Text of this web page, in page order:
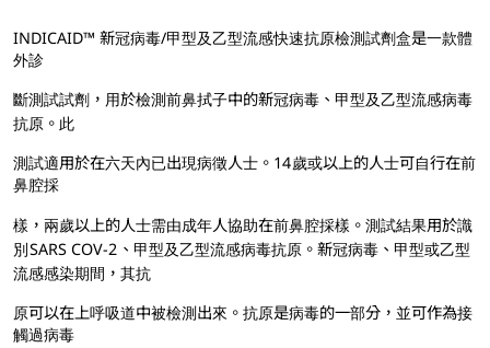
INDICAID™ 新冠病毒/甲型及⼄型流感快速抗原檢測試劑盒是⼀款體
外診
斷測試試劑，⽤於檢測前⿐拭⼦中的新冠病毒、甲型及⼄型流感病毒
抗原。此
測試適用於在六天內已出現病徵人士。14 歲或以上的人士可自行在前
鼻腔採
樣，兩歲以上的人士需由成年人協助在前鼻腔採樣。測試結果用於識
別 SARS COV-2 、甲型及⼄型流感病毒抗原。新冠病毒、甲型或⼄型
流感感染期間，其抗
原可以在上呼吸道中被檢測出來。抗原是病毒的一部分，並可作為接
觸過病毒